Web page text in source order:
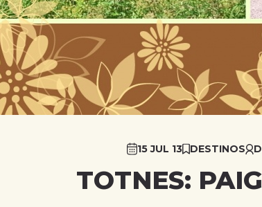
15 JUL 13 DESTINOS
TOTNES: